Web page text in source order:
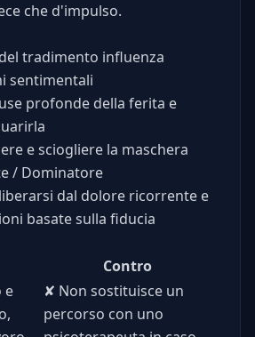
che d'impulso.
tradimento influenza
sentimentali
profonde della ferita e
e sciogliere la maschera
/ Dominatore
dal dolore ricorrente e
basate sulla fiducia
Contro
e
✘ Non sostituisce un
percorso con uno